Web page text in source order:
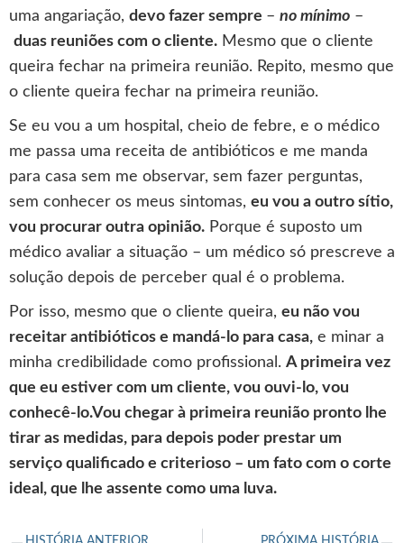
uma angariação, devo fazer sempre – no mínimo –
duas reuniões com o cliente. Mesmo que o cliente
queira fechar na primeira reunião. Repito, mesmo que
o cliente queira fechar na primeira reunião.
Se eu vou a um hospital, cheio de febre, e o médico
me passa uma receita de antibióticos e me manda
para casa sem me observar, sem fazer perguntas,
sem conhecer os meus sintomas, eu vou a outro sítio,
vou procurar outra opinião. Porque é suposto um
médico avaliar a situação – um médico só prescreve a
solução depois de perceber qual é o problema.
Por isso, mesmo que o cliente queira, eu não vou
receitar antibióticos e mandá-lo para casa, e minar a
minha credibilidade como profissional. A primeira vez
que eu estiver com um cliente, vou ouvi-lo, vou
conhecê-lo.Vou chegar à primeira reunião pronto lhe
tirar as medidas, para depois poder prestar um
serviço qualificado e criterioso – um fato com o corte
ideal, que lhe assente como uma luva.